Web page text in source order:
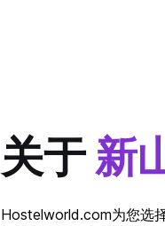
关于新
Hostelworld.com为您选